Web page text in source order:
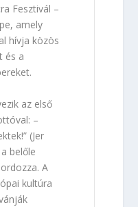
Fesztivál –
amely
hívja közös
és a
az első
–
(Jer
belőle
A
kultúra